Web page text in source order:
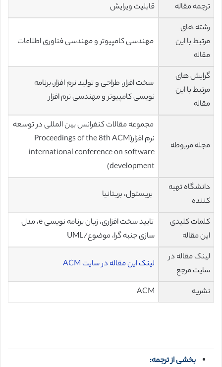
ترجمه مقاله
قابلیت ویرایش
رشته های
مرتبط با این
مقاله
مهندسی کامپیوتر و مهندسی فناوری اطلاعات
گرایش های
مرتبط با این
مقاله
سخت افزار، طراحی و تولید نرم افزار، برنامه
نویسی کامپیوتر و مهندسی نرم افزار
مجله مربوطه
مجموعه مقالات کنفرانس بین المللی در توسعه
نرم افزار(Proceedings of the 8th ACM
international conference on software
development)
دانشگاه تهیه
کننده
بریستول، بریتانیا
کلمات کلیدی
این مقاله
تایید سخت افزاری، زبان برنامه نویسی e، مدل
سازی جنبه گرا، موضوع/UML
لینک مقاله در
سایت مرجع
لینک این مقاله در سایت ACM
نشریه ACM
بخشی از ترجمه: